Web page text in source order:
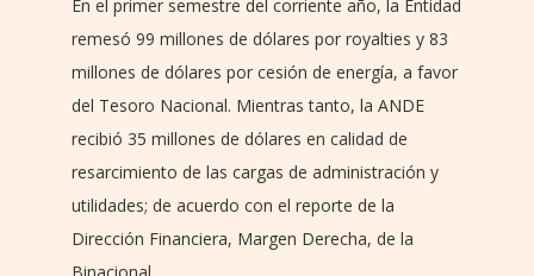
En el primer semestre del corriente año, la Entidad
remesó 99 millones de dólares por royalties y 83
millones de dólares por cesión de energía, a favor
del Tesoro Nacional. Mientras tanto, la ANDE
recibió 35 millones de dólares en calidad de
resarcimiento de las cargas de administración y
utilidades; de acuerdo con el reporte de la
Dirección Financiera, Margen Derecha, de la